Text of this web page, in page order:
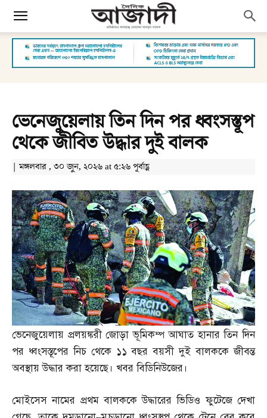
ভেনেজুয়েলায় তিন দিন পর ধ্বংসস্তূপ
থেকে জীবিত উদ্ধার দুই বালক
| মঙ্গলবার , ৩০ জুন, ২০২৬ at ৫:২৬ পূর্বাহ্ণ
ভেনেজুয়েলায় প্রলয়ঙ্করী জোড়া ভূমিকম্প আঘাত হানার তিন দিন
পর ধ্বংসস্তূপের নিচ থেকে ১১ বছর বয়সী দুই বালককে জীবন্ত
অবস্থায় উদ্ধার করা হয়েছে। খবর বিডিনিউজের।
মোইসেস নামের প্রথম বালককে উদ্ধারের ভিডিও ফুটেজে দেখা